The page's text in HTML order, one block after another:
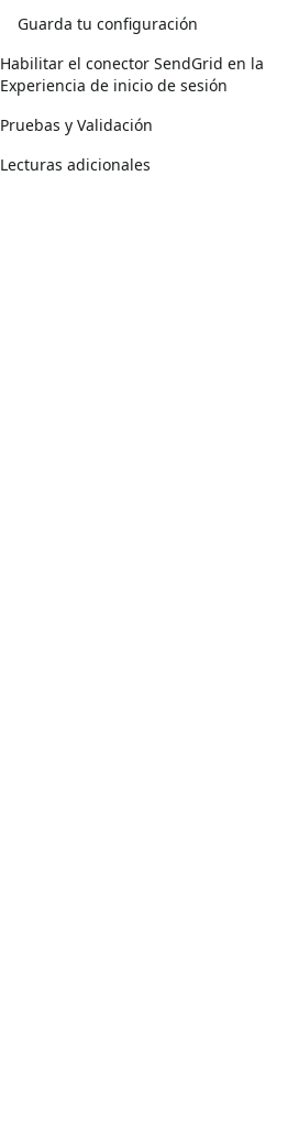
Guarda tu configuración
Habilitar el conector SendGrid en la
Experiencia de inicio de sesión
Pruebas y Validación
Lecturas adicionales